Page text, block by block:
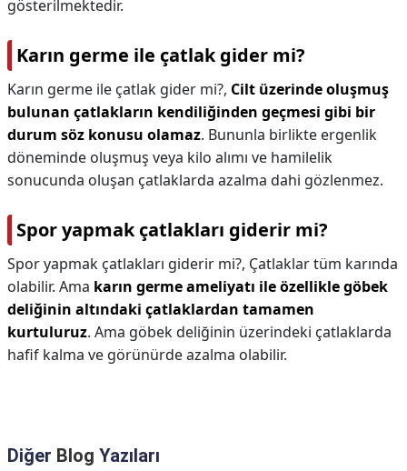
gösterilmektedir.
Karın germe ile çatlak gider mi?
Karın germe ile çatlak gider mi?, Cilt üzerinde oluşmuş
bulunan çatlakların kendiliğinden geçmesi gibi bir
durum söz konusu olamaz. Bununla birlikte ergenlik
döneminde oluşmuş veya kilo alımı ve hamilelik
sonucunda oluşan çatlaklarda azalma dahi gözlenmez.
Spor yapmak çatlakları giderir mi?
Spor yapmak çatlakları giderir mi?, Çatlaklar tüm karında
olabilir. Ama karın germe ameliyatı ile özellikle göbek
deliğinin altındaki çatlaklardan tamamen
kurtuluruz. Ama göbek deliğinin üzerindeki çatlaklarda
hafif kalma ve görünürde azalma olabilir.
Diğer Blog Yazıları